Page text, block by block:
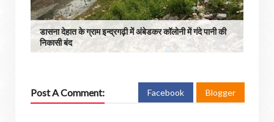
डासना देहात के ग्राम इन्द्रगढ़ी में अंबेडकर कॉलोनी में गंदे पानी की
निकासी बंद
Post A Comment: Facebook Blogger